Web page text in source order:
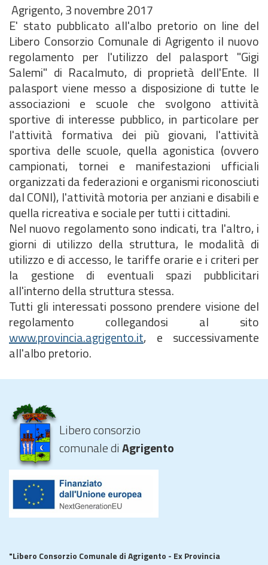
Agrigento, 3 novembre 2017
E' stato pubblicato all'albo pretorio on line del
Libero Consorzio Comunale di Agrigento il nuovo
regolamento per l'utilizzo del palasport "Gigi
Salemi" di Racalmuto, di proprietà dell'Ente. Il
palasport viene messo a disposizione di tutte le
associazioni e scuole che svolgono attività
sportive di interesse pubblico, in particolare per
l'attività formativa dei più giovani, l'attività
sportiva delle scuole, quella agonistica (ovvero
campionati, tornei e manifestazioni ufficiali
organizzati da federazioni e organismi riconosciuti
dal CONI), l'attività motoria per anziani e disabili e
quella ricreativa e sociale per tutti i cittadini.
Nel nuovo regolamento sono indicati, tra l'altro, i
giorni di utilizzo della struttura, le modalità di
utilizzo e di accesso, le tariffe orarie e i criteri per
la gestione di eventuali spazi pubblicitari
all'interno della struttura stessa.
Tutti gli interessati possono prendere visione del
regolamento collegandosi al sito
www.provincia.agrigento.it, e successivamente
all'albo pretorio.
Libero consorzio
comunale diAgrigento
"Libero Consorzio Comunale di Agrigento - Ex Provincia